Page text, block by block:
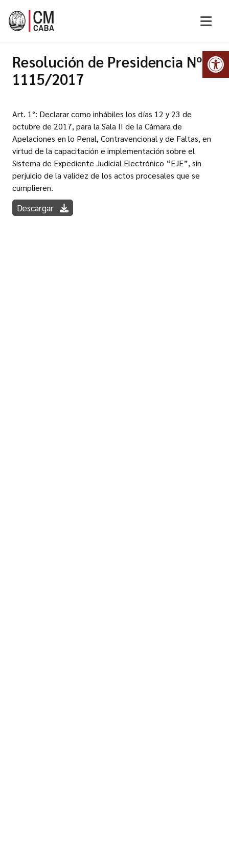
Resolución de Presidencia Nº
1115/2017
Art. 1°: Declarar como inhábiles los días 12 y 23 de
octubre de 2017, para la Sala II de la Cámara de
Apelaciones en lo Penal, Contravencional y de Faltas, en
virtud de la capacitación e implementación sobre el
Sistema de Expediente Judicial Electrónico “EJE”, sin
perjuicio de la validez de los actos procesales que se
cumplieren.
Descargar